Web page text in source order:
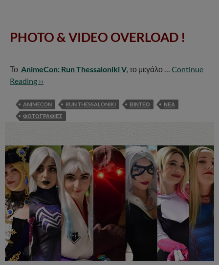
PHOTO & VIDEO OVERLOAD !
Το AnimeCon: Run Thessaloniki V, το μεγάλο … Continue
Reading ››
ANIMECON RUN THESSALONIKI ΒΙΝΤΕΟ
ΝΕΑ
ΦΩΤΟΓΡΑΦΙΕΣ